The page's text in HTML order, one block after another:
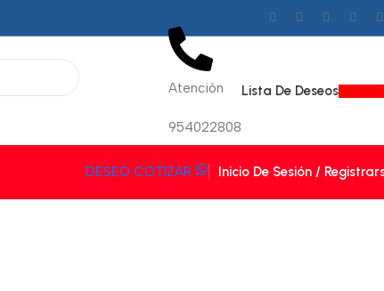
Atención
954022808
Lista De Deseos $
DESEO COTIZAR Inicio De Sesión /